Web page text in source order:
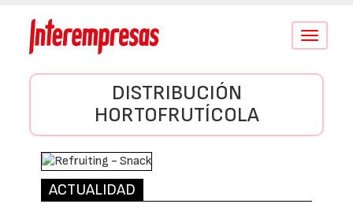
Conmutar
DISTRIBUCIÓN
HORTOFRUTÍCOLA
ACTUALIDAD